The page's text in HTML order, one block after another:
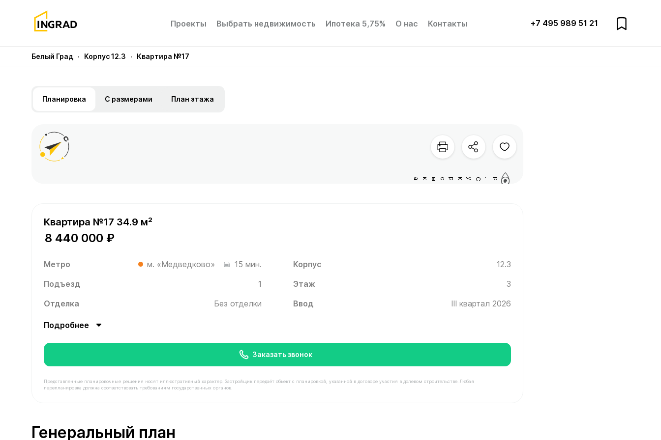
Проекты Выбрать недвижимость Ипотека 5,75% О нас Контакты +7 495 989 51 21
Белый Град · Корпус 12.3 · Квартира №17
Планировка С размерами План этажа
р.
Сукромка
Квартира №17 34.9 м²
8 440 000 ₽
Метро м. «Медведково» 15 мин. Корпус 12.3
Подъезд 1 Этаж
3
Отделка
Без отделки Ввод III квартал 2026
Подробнее
Заказать звонок
Представленные планировочные решения носят иллюстративный характер. Застройщик передаёт объект с планировкой, указанной в договоре участия в долевом строительстве. Любая
перепланировка должна соответствовать требованиям государственных органов.
Генеральный план